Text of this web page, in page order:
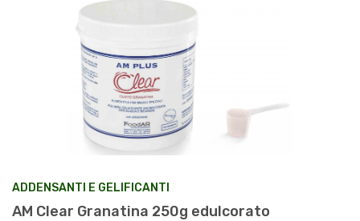
ADDENSANTI E GELIFICANTI
AM Clear Granatina 250g edulcorato